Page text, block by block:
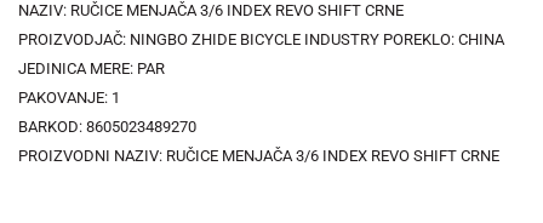
NAZIV: RUČICE MENJAČA 3/6 INDEX REVO SHIFT CRNE
PROIZVODJAČ: NINGBO ZHIDE BICYCLE INDUSTRY POREKLO: CHINA
JEDINICA MERE: PAR
PAKOVANJE: 1
BARKOD: 8605023489270
PROIZVODNI NAZIV: RUČICE MENJAČA 3/6 INDEX REVO SHIFT CRNE